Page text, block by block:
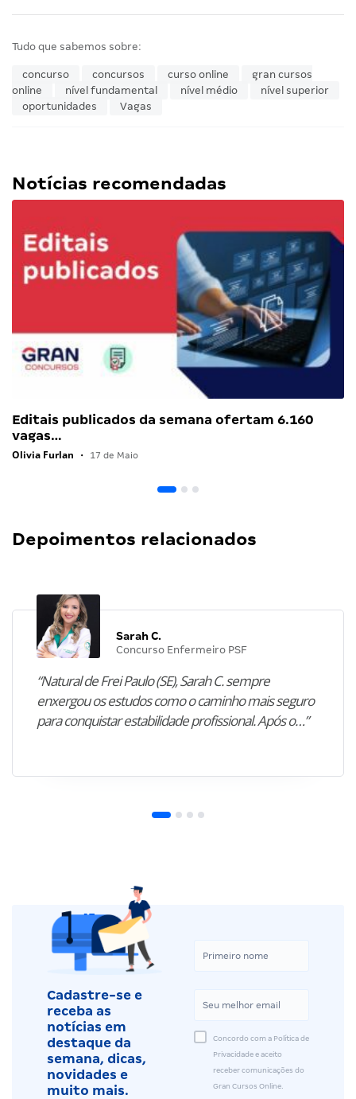
Tudo que sabemos sobre:
concurso concursos curso online
gran cursos
online
nível fundamental nível médio
nível superior
oportunidades
Vagas
Notícias recomendadas
Editais publicados da semana ofertam 6.160
vagas…
Olivia Furlan • 17 de Maio
Depoimentos relacionados
Sarah C.
Concurso Enfermeiro PSF
“Natural de Frei Paulo (SE), Sarah C. sempre
enxergou os estudos como o caminho mais seguro
para conquistar estabilidade profissional. Após o…”
Cadastre-se e
receba as
notícias em
destaque da
semana, dicas,
novidades e
muito mais.
Concordo com a Política de
Privacidade e aceito
receber comunicações do
Gran Cursos Online.